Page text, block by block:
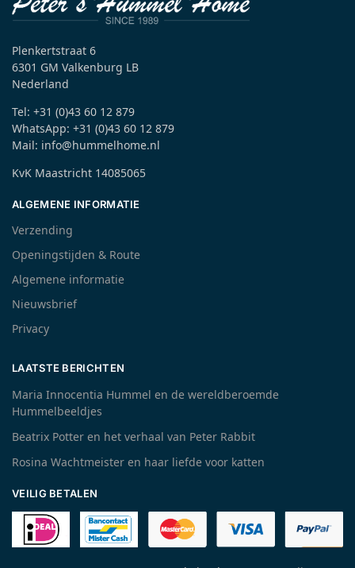
Plenkertstraat 6
6301 GM Valkenburg LB
Nederland
Tel: +31 (0)43 60 12 879
WhatsApp: +31 (0)43 60 12 879
Mail: info@hummelhome.nl
KvK Maastricht 14085065
ALGEMENE INFORMATIE
Verzending
Openingstijden & Route
Algemene informatie
Nieuwsbrief
Privacy
LAATSTE BERICHTEN
Maria Innocentia Hummel en de wereldberoemde
Hummelbeeldjes
Beatrix Potter en het verhaal van Peter Rabbit
Rosina Wachtmeister en haar liefde voor katten
VEILIG BETALEN